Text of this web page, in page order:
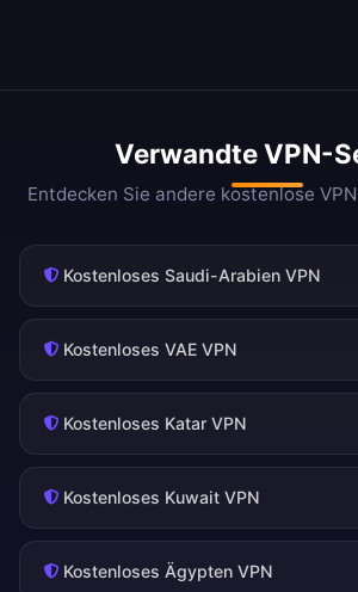
Verwandte VPN-
Entdecken Sie andere kostenlose
Kostenloses Saudi-Arabien VPN
Kostenloses VAE VPN
Kostenloses Katar VPN
Kostenloses Kuwait VPN
Kostenloses Ägypten VPN